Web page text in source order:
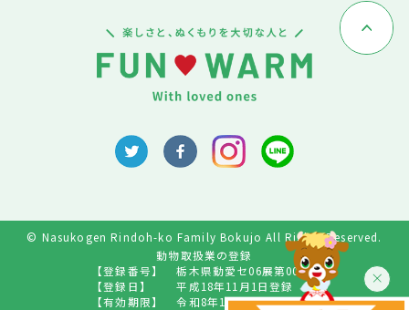
© Nasukogen Rindoh-ko Family Bokujo All Rights Reserved.
動物取扱業の登録
【登録番号】
栃木県動愛セ06展第009号
【登録日】
平成18年11月1日登録
【有効期限】
令和8年10月31日